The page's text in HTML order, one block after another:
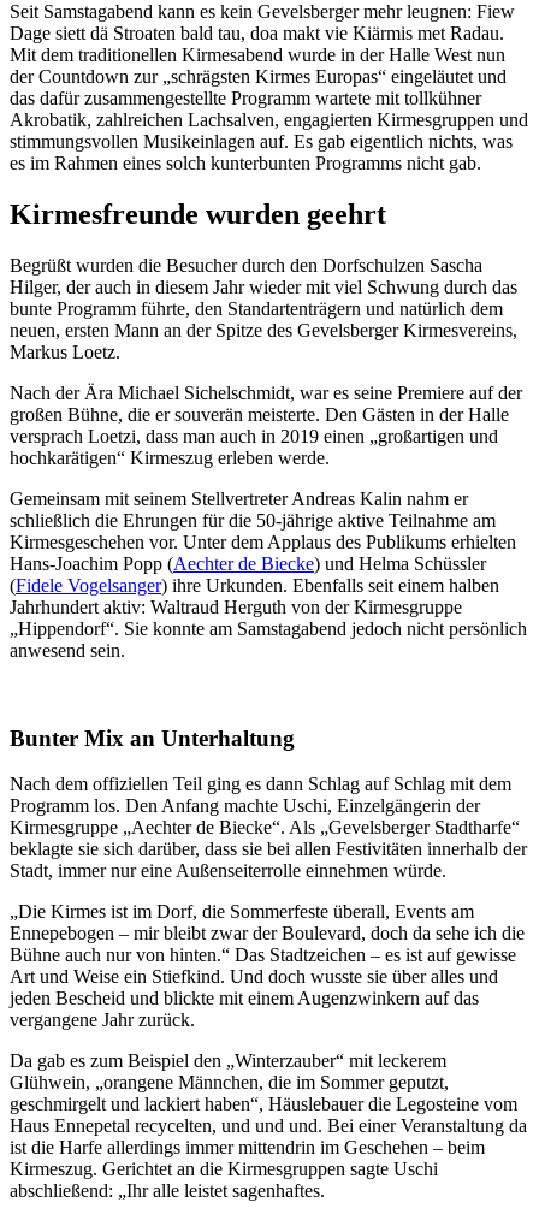
Seit Samstagabend kann es kein Gevelsberger mehr leugnen: Fiew
Dage siett dä Stroaten bald tau, doa makt vie Kiärmis met Radau.
Mit dem traditionellen Kirmesabend wurde in der Halle West nun
der Countdown zur „schrägsten Kirmes Europas“ eingeläutet und
das dafür zusammengestellte Programm wartete mit tollkühner
Akrobatik, zahlreichen Lachsalven, engagierten Kirmesgruppen und
stimmungsvollen Musikeinlagen auf. Es gab eigentlich nichts, was
es im Rahmen eines solch kunterbunten Programms nicht gab.
Kirmesfreunde wurden geehrt
Begrüßt wurden die Besucher durch den Dorfschulzen Sascha
Hilger, der auch in diesem Jahr wieder mit viel Schwung durch das
bunte Programm führte, den Standartenträgern und natürlich dem
neuen, ersten Mann an der Spitze des Gevelsberger Kirmesvereins,
Markus Loetz.
Nach der Ära Michael Sichelschmidt, war es seine Premiere auf der
großen Bühne, die er souverän meisterte. Den Gästen in der Halle
versprach Loetzi, dass man auch in 2019 einen „großartigen und
hochkarätigen“ Kirmeszug erleben werde.
Gemeinsam mit seinem Stellvertreter Andreas Kalin nahm er
schließlich die Ehrungen für die 50-jährige aktive Teilnahme am
Kirmesgeschehen vor. Unter dem Applaus des Publikums erhielten
Hans-Joachim Popp (Aechter de Biecke) und Helma Schüssler
(Fidele Vogelsanger) ihre Urkunden. Ebenfalls seit einem halben
Jahrhundert aktiv: Waltraud Herguth von der Kirmesgruppe
„Hippendorf“. Sie konnte am Samstagabend jedoch nicht persönlich
anwesend sein.
Bunter Mix an Unterhaltung
Nach dem offiziellen Teil ging es dann Schlag auf Schlag mit dem
Programm los. Den Anfang machte Uschi, Einzelgängerin der
Kirmesgruppe „Aechter de Biecke“. Als „Gevelsberger Stadtharfe“
beklagte sie sich darüber, dass sie bei allen Festivitäten innerhalb der
Stadt, immer nur eine Außenseiterrolle einnehmen würde.
„Die Kirmes ist im Dorf, die Sommerfeste überall, Events am
Ennepebogen – mir bleibt zwar der Boulevard, doch da sehe ich die
Bühne auch nur von hinten.“ Das Stadtzeichen – es ist auf gewisse
Art und Weise ein Stiefkind. Und doch wusste sie über alles und
jeden Bescheid und blickte mit einem Augenzwinkern auf das
vergangene Jahr zurück.
Da gab es zum Beispiel den „Winterzauber“ mit leckerem
Glühwein, „orangene Männchen, die im Sommer geputzt,
geschmirgelt und lackiert haben“, Häuslebauer die Legosteine vom
Haus Ennepetal recycelten, und und und. Bei einer Veranstaltung da
ist die Harfe allerdings immer mittendrin im Geschehen – beim
Kirmeszug. Gerichtet an die Kirmesgruppen sagte Uschi
abschließend: „Ihr alle leistet sagenhaftes.